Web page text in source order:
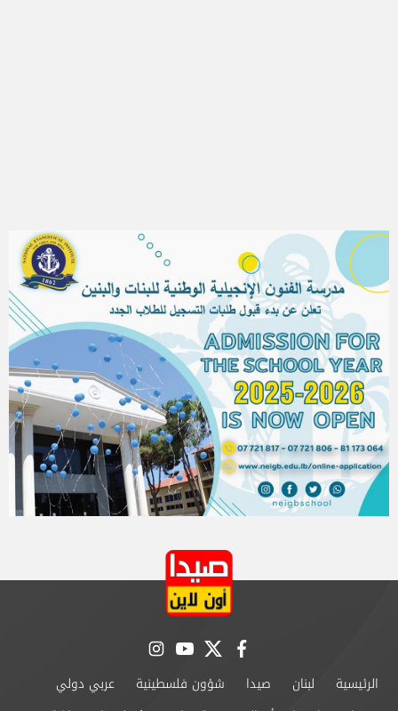
facebook
twitter
youtube
instagram
الرئيسية لبنان صيدا شؤون فلسطينية
عربي دولي